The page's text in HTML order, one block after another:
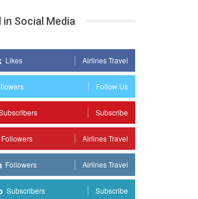
Social Media
Likes Airlines Travel
Follow Us
Subscribe
Followers Airlines Travel
Followers Airlines Travel
Subscribers Subscribe